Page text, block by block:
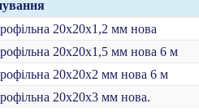
20х20х1,2 мм нова
20х20х1,5 мм нова 6 м
20х20х2 мм нова 6 м
20х20х3 мм нова.